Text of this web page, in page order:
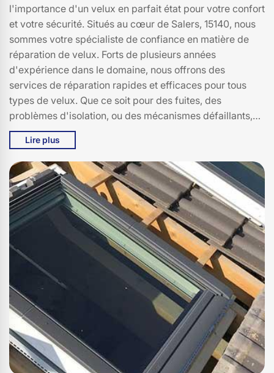
l'importance d'un velux en parfait état pour votre confort
et votre sécurité. Situés au cœur de Salers, 15140, nous
sommes votre spécialiste de confiance en matière de
réparation de velux. Forts de plusieurs années
d'expérience dans le domaine, nous offrons des
services de réparation rapides et efficaces pour tous
types de velux. Que ce soit pour des fuites, des
problèmes d'isolation, ou des mécanismes défaillants,
notre équipe d'experts est à votre disposition pour
résoudre tous vos soucis. Chez Bati pro couverture, nous
nous engageons à utiliser des pièces de rechange de
haute qualité et à fournir des solutions durables. Vous
pouvez compter sur notre savoir-faire et notre passion
pour redonner à votre velux toute sa fonctionnalité et son
esthétisme. Faites confiance à Bati pro couverture à
Salers, 15140, pour un service de réparation de velux
irréprochable et personnalisé.
Lire plus